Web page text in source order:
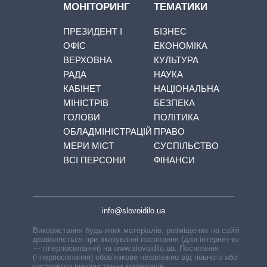
МОНІТОРИНГ
ПРЕЗИДЕНТ І
ОФІС
ВЕРХОВНА
РАДА
КАБІНЕТ
МІНІСТРІВ
ГОЛОВИ
ОБЛАДМІНІСТРАЦІЙ
МЕРИ МІСТ
ВСІ ПЕРСОНИ
ТЕМАТИКИ
БІЗНЕС
ЕКОНОМІКА
КУЛЬТУРА
НАУКА
НАЦІОНАЛЬНА
БЕЗПЕКА
ПОЛІТИКА
ПРАВО
СУСПІЛЬСТВО
ФІНАНСИ
info@slovoidilo.ua
Використання будь-яких матеріалів, розміщених на сайті,
дозволяється при вказуванні посилання (для інтернет-видань
— гіперпосилання) на www.slovoidilo.ua. Посилання
(гіперпосилання) обов’язкове незалежно від повного або